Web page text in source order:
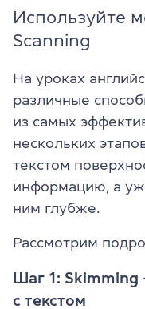
Используйте
Scanning
На уроках
различные
из самых
нескольких
текстом
информацию, а
ним глубже.
Рассмотрим
Шаг 1:
с текстом